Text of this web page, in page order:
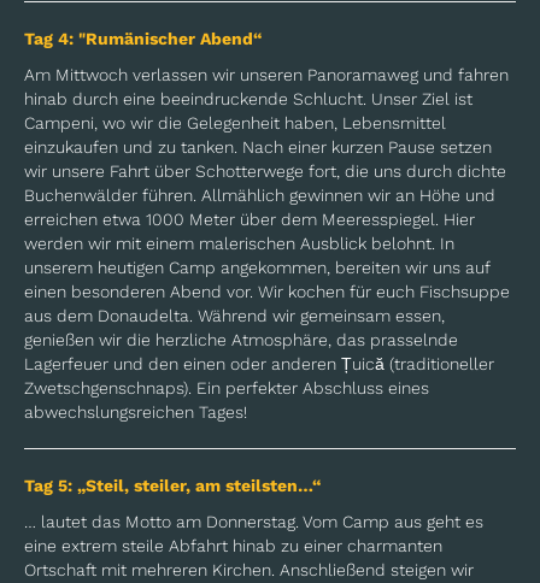
Tag 4: "Rumänischer Abend“
Am Mittwoch verlassen wir unseren Panoramaweg und fahren
hinab durch eine beeindruckende Schlucht. Unser Ziel ist
Campeni, wo wir die Gelegenheit haben, Lebensmittel
einzukaufen und zu tanken. Nach einer kurzen Pause setzen
wir unsere Fahrt über Schotterwege fort, die uns durch dichte
Buchenwälder führen. Allmählich gewinnen wir an Höhe und
erreichen etwa 1000 Meter über dem Meeresspiegel. Hier
werden wir mit einem malerischen Ausblick belohnt. In
unserem heutigen Camp angekommen, bereiten wir uns auf
einen besonderen Abend vor. Wir kochen für euch Fischsuppe
aus dem Donaudelta. Während wir gemeinsam essen,
genießen wir die herzliche Atmosphäre, das prasselnde
Lagerfeuer und den einen oder anderen Țuică (traditioneller
Zwetschgenschnaps). Ein perfekter Abschluss eines
abwechslungsreichen Tages!
Tag 5: „Steil, steiler, am steilsten…“
… lautet das Motto am Donnerstag. Vom Camp aus geht es
eine extrem steile Abfahrt hinab zu einer charmanten
Ortschaft mit mehreren Kirchen. Anschließend steigen wir